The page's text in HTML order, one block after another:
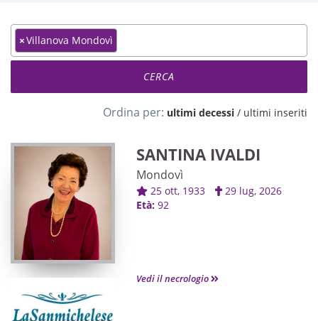
×Villanova Mondovì
Ordina per: ultimi decessi / ultimi inseriti
SANTINA IVALDI
Mondovì
25 ott, 1933
29 lug, 2026
Età: 92
Vedi il necrologio